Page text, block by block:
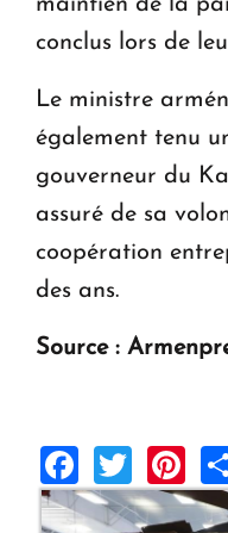
conclus lors de
Le ministre
également tenu
gouverneur du
assuré de sa
coopération
des ans.
Source :